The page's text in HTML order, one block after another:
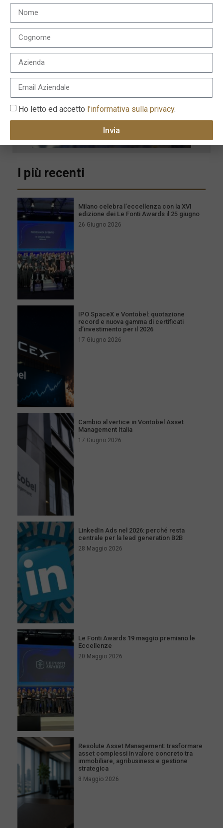
I più recenti
Milano celebra l’eccellenza con la XVI
edizione dei Le Fonti Awards il 25 giugno
26 Giugno 2026
IPO SpaceX e Vontobel: quotazione
record e nuova gamma di certificati
d’investimento per il 2026
17 Giugno 2026
Cambio al vertice in Vontobel Asset
Management Italia
17 Giugno 2026
LinkedIn Ads nel 2026: perché resta
centrale per la lead generation B2B
28 Maggio 2026
Le Fonti Awards 19 maggio premiano le
Eccellenze
20 Maggio 2026
Resolute Asset Management: trasformare
asset complessi in valore concreto tra
immobiliare, agribusiness e gestione
strategica
8 Maggio 2026
Ho letto ed accetto l'informativa sulla privacy.
Invia